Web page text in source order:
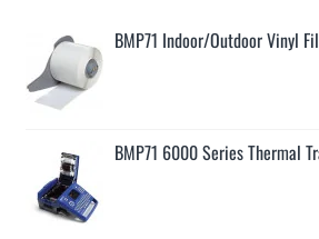
BMP71 Indoor/Outdoor Vinyl
BMP71 6000 Series Thermal